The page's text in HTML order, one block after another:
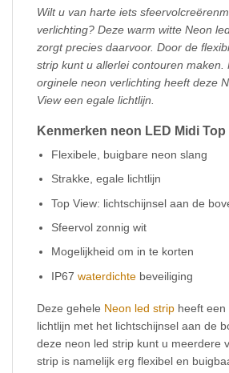
Wilt u van harte iets
verlichting? Deze warm witte Neon
zorgt precies daarvoor. Door de
strip kunt u allerlei contouren maken.
orginele neon verlichting heeft deze
View een egale lichtlijn.
Kenmerken neon LED Midi Top
Flexibele, buigbare neon slang
Strakke, egale lichtlijn
Top View: lichtschijnsel aan de
Sfeervol zonnig wit
Mogelijkheid om in te korten
IP67waterdichte beveiliging
Deze gehele Neon led strip heeft een
lichtlijn met het lichtschijnsel aan de
deze neon led strip kunt u meerdere
strip is namelijk erg flexibel en